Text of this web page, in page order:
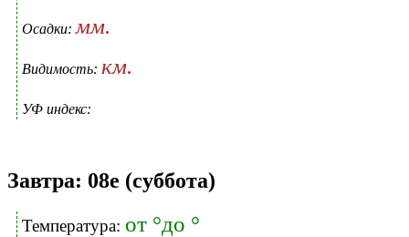
Осадки:мм.
Видимость: км.
УФ индекс:
Завтра: 08е (суббота)
Температура: от °до °